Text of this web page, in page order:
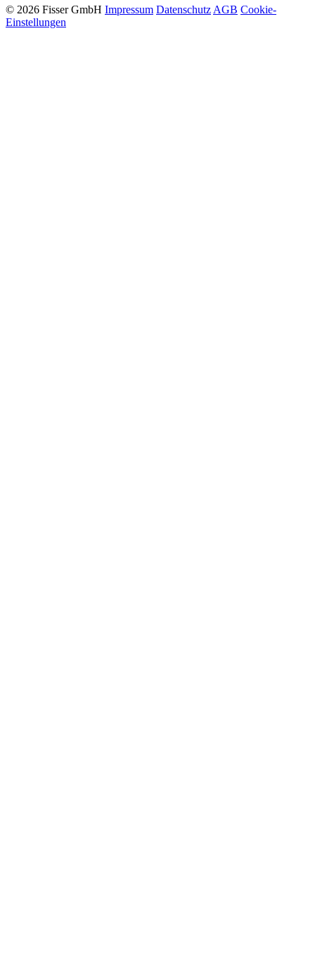
© 2026 Fisser GmbH Impressum Datenschutz AGB Cookie-
Einstellungen